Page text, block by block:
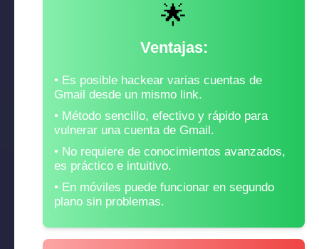
🌟
Ventajas:
Es posible hackear varias cuentas de
Gmail desde un mismo link.
Método sencillo, efectivo y rápido para
vulnerar una cuenta de Gmail.
No requiere de conocimientos avanzados,
es práctico e intuitivo.
En móviles puede funcionar en segundo
plano sin problemas.